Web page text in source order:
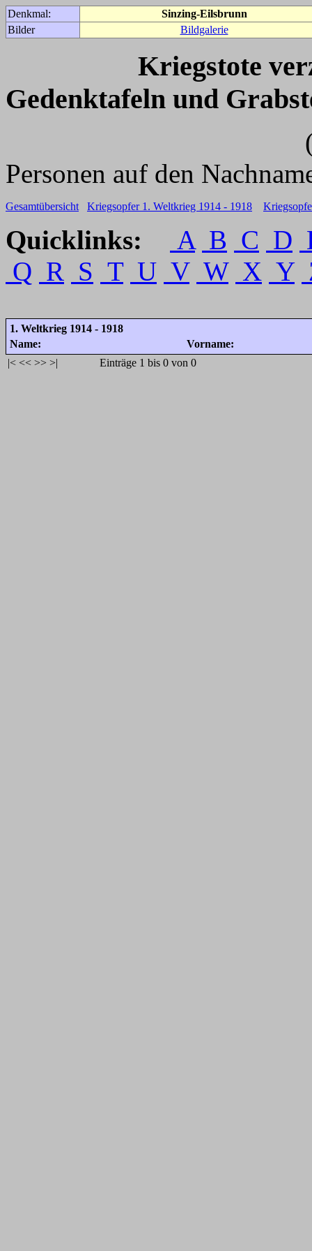
Denkmal:
Sinzing-Eilsbrunn
Bilder
Bildgalerie
Kriegstote
Gedenktafeln und
(Für weitere
Personen auf den
Gesamtübersicht Kriegsopfer 1. Weltkrieg 1914 - 1918
Quicklinks: A B C D
Q R S T U V W X Y
1. Weltkrieg 1914 - 1918
Name:
Vorname:
|< << >> >| Einträge 1 bis 0 von 0